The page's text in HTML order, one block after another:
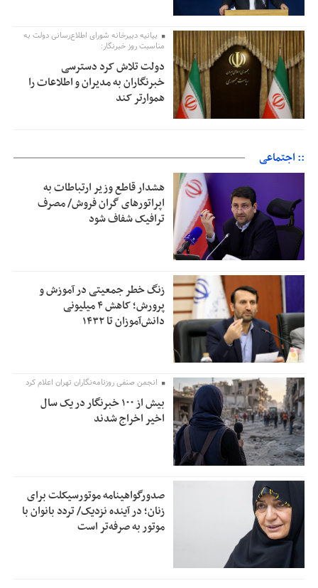
بیانیه دبیرخانه شورای اطلاع‌رسانی دولت به
مناسبت روز خبرنگار:
دولت تلاش کرد دسترسی
خبرنگاران به مدیران و اطلاعات را
هموارتر کند
:: اجتماعی
هشدار قاطع وزیر ارتباطات به
اپراتورهای گران فروش/ مصرف
ترافیک شفاف شود
زنگ خطر جمعیتی در آموزش و
پرورش؛ کاهش ۴ میلیونی
دانش‌آموزان تا ۱۴۳۲
انجمن صنفی روزنامه‌نگاران تهران اعلام کرد
بیش از ۱۰۰ خبرنگار در یک سال
اخیر اخراج شدند
صدورگواهینامه موتورسیکلت برای
زنان؛ در آینده نزدیک/ تردد بانوان با
موتور به‌ صرفه‌تر است